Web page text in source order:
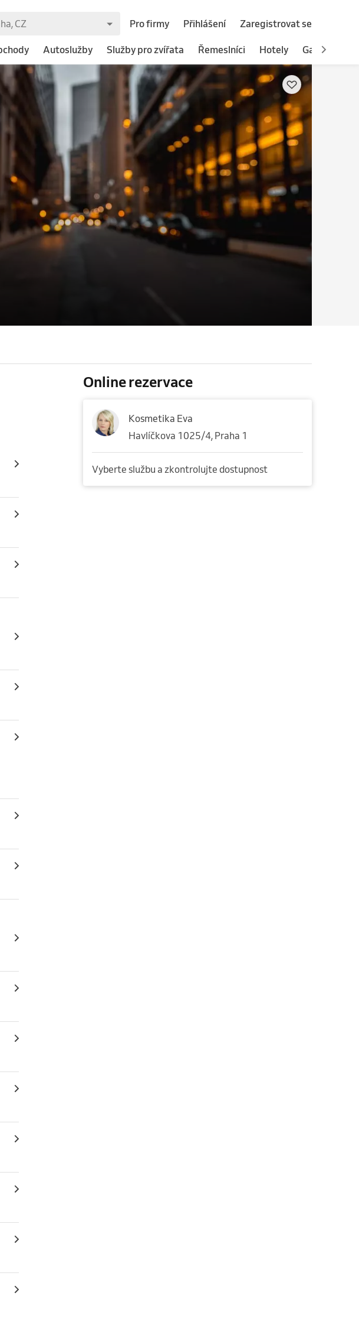
Pro firmy Přihlášení Zaregistrovat se
Autoslužby Služby pro zvířata Řemeslníci Hotely Gastronomie
Online rezervace
Kosmetika Eva
Havlíčkova 1025/4, Praha 1
Vyberte službu a zkontrolujte dostupnost